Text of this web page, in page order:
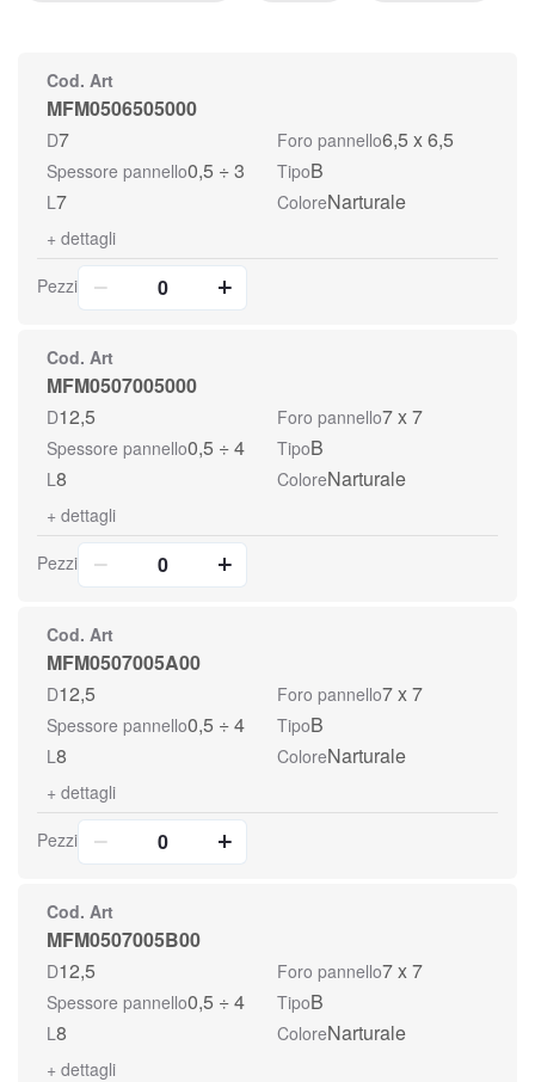
Cod. Art
MFM0506505000
D7 Foro pannello6,5 x 6,5
Spessore pannello0,5 ÷ 3 TipoB
L7 ColoreNarturale
+ dettagli
Pezzi
Cod. Art
MFM0507005000
D12,5 Foro pannello7 x 7
Spessore pannello0,5 ÷ 4 TipoB
L8 ColoreNarturale
+ dettagli
Pezzi
Cod. Art
MFM0507005A00
D12,5 Foro pannello7 x 7
Spessore pannello0,5 ÷ 4 TipoB
L8 ColoreNarturale
+ dettagli
Pezzi
Cod. Art
MFM0507005B00
D12,5 Foro pannello7 x 7
Spessore pannello0,5 ÷ 4 TipoB
L8 ColoreNarturale
+ dettagli